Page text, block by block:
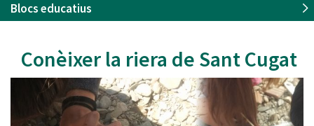
Blocs educatius
Conèixer la riera de Sant Cugat